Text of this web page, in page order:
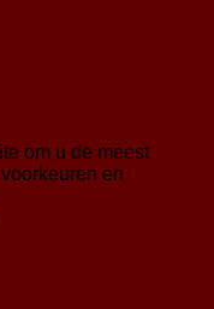
om u de meest
en